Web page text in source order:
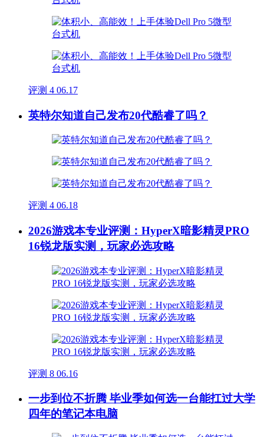
评测 4 06.17
英特尔知道自己发布20代酷睿了吗？
评测 4 06.18
2026游戏本专业评测：HyperX暗影精灵PRO
16锐龙版实测，玩家必选攻略
评测 8 06.16
一步到位不折腾 毕业季如何选一台能扛过大学
四年的笔记本电脑